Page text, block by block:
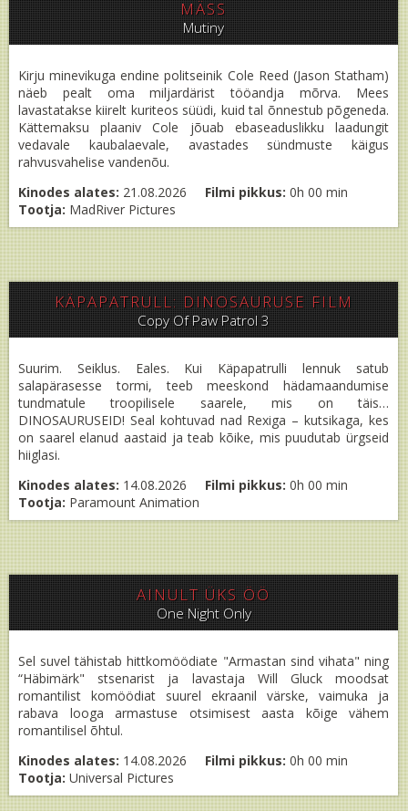
MÄSS
Mutiny
Kirju minevikuga endine politseinik Cole Reed (Jason Statham)
näeb pealt oma miljardärist tööandja mõrva. Mees
lavastatakse kiirelt kuriteos süüdi, kuid tal õnnestub põgeneda.
Kättemaksu plaaniv Cole jõuab ebaseaduslikku laadungit
vedavale kaubalaevale, avastades sündmuste käigus
rahvusvahelise vandenõu.
Kinodes alates: 21.08.2026 Filmi pikkus: 0h 00 min
Tootja: MadRiver Pictures
KÄPAPATRULL: DINOSAURUSE FILM
Copy Of Paw Patrol 3
Suurim. Seiklus. Eales. Kui Käpapatrulli lennuk satub
salapärasesse tormi, teeb meeskond hädamaandumise
tundmatule troopilisele saarele, mis on täis…
DINOSAURUSEID! Seal kohtuvad nad Rexiga – kutsikaga, kes
on saarel elanud aastaid ja teab kõike, mis puudutab ürgseid
hiiglasi.
Kinodes alates: 14.08.2026 Filmi pikkus: 0h 00 min
Tootja: Paramount Animation
AINULT ÜKS ÖÖ
One Night Only
Sel suvel tähistab hittkomöödiate "Armastan sind vihata" ning
“Häbimärk" stsenarist ja lavastaja Will Gluck moodsat
romantilist komöödiat suurel ekraanil värske, vaimuka ja
rabava looga armastuse otsimisest aasta kõige vähem
romantilisel õhtul.
Kinodes alates: 14.08.2026 Filmi pikkus: 0h 00 min
Tootja: Universal Pictures